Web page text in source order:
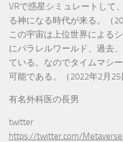
VRで惑星シミュレートして
る神になる時代が来る。（
この宇宙は上位世界による
にパラレルワールド、過去
ている。なのでタイムマシ
可能である。（2022年2月25
有名外科医の長男
twitter
https://twitter.com/